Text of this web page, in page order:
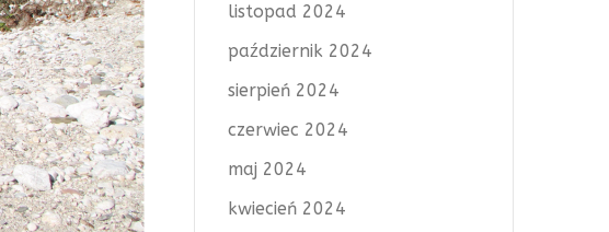
listopad 2024
październik 2024
sierpień 2024
czerwiec 2024
maj 2024
kwiecień 2024